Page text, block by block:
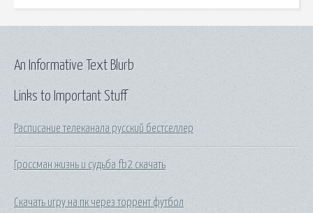
Links to Important Stuff
Расписание телеканала русский бестселлер
Гроссман жизнь и судьба fb2 скачать
Скачать игру на пк через торрент футбол
An Informative Text Blurb